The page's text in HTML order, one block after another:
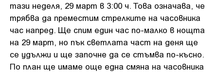
тази неделя, 29 март в 3:00 ч. Това означава, че
трябва да преместим стрелките на часовника
час напред. Ще спим един час по-малко в нощта
на 29 март, но пък светлата част на деня ще
се удължи и ще започне да се стъмва по-късно.
По план ще имаме още една смяна на часовника